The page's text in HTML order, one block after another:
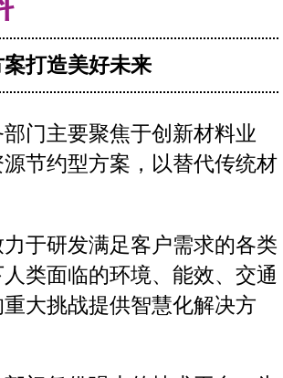
打造美好未来
门主要聚焦于创新材料业
节约型方案，以替代传统材
于研发满足客户需求的各类
类面临的环境、能效、交通
大挑战提供智慧化解决方